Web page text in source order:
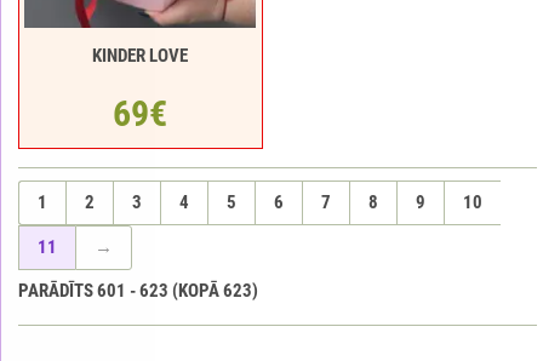
KINDER LOVE
69€
1 2 3 4 5 6 7 8 9 10
11
→
PARĀDĪTS601 -623 (KOPĀ623)